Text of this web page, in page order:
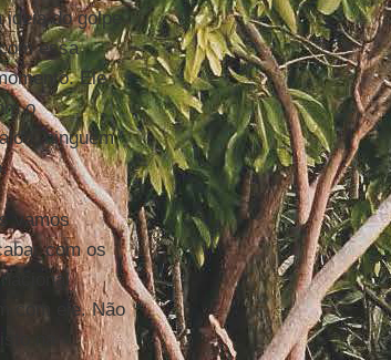
do golpe
essa
Ele
o
ninguém
vamos
com os
com ele. Não
na